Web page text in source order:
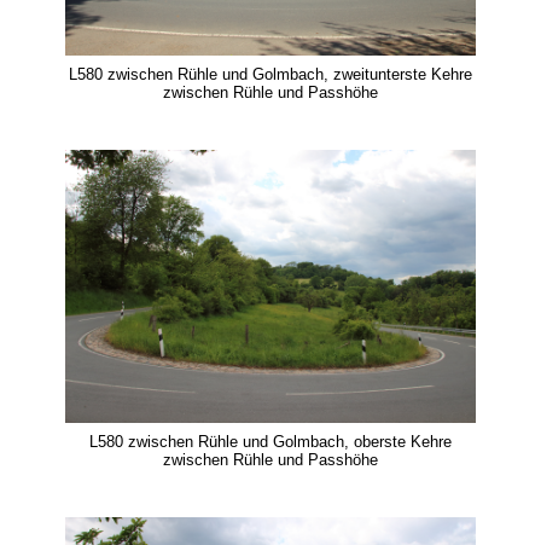
L580 zwischen Rühle und Golmbach, zweitunterste Kehre
zwischen Rühle und Passhöhe
L580 zwischen Rühle und Golmbach, oberste Kehre
zwischen Rühle und Passhöhe